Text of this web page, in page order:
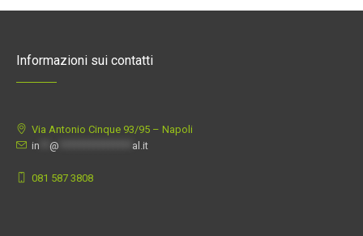
Informazioni sui contatti
Via Antonio Cinque 93/95 –Napoli
in
@ al.it
081 587 3808